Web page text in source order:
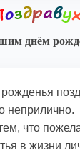
днём
неприлично.
что
в жизни